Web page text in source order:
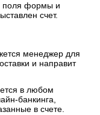
поля формы и
счет.
менеджер для
и направит
в любом
банкинга,
в счете.